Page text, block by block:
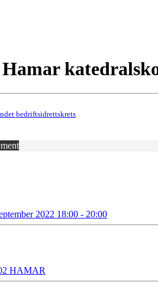
bedriftsidrettskrets
2022 18:00 - 20:00
HAMAR